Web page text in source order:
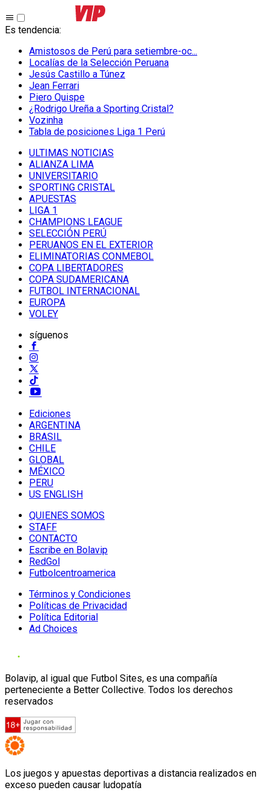
Es tendencia:
Amistosos de Perú para setiembre-oc...
Localías de la Selección Peruana
Jesús Castillo a Túnez
Jean Ferrari
Piero Quispe
¿Rodrigo Ureña a Sporting Cristal?
Vozinha
Tabla de posiciones Liga 1 Perú
ULTIMAS NOTICIAS
ALIANZA LIMA
UNIVERSITARIO
SPORTING CRISTAL
APUESTAS
LIGA 1
CHAMPIONS LEAGUE
SELECCIÓN PERÚ
PERUANOS EN EL EXTERIOR
ELIMINATORIAS CONMEBOL
COPA LIBERTADORES
COPA SUDAMERICANA
FUTBOL INTERNACIONAL
EUROPA
VOLEY
síguenos
Ediciones
ARGENTINA
BRASIL
CHILE
GLOBAL
MÉXICO
PERU
US ENGLISH
QUIENES SOMOS
STAFF
CONTACTO
Escribe en Bolavip
RedGol
Futbolcentroamerica
Términos y Condiciones
Políticas de Privacidad
Política Editorial
Ad Choices
Bolavip, al igual que Futbol Sites, es una compañía
perteneciente a Better Collective. Todos los derechos
reservados
Los juegos y apuestas deportivas a distancia realizados en
exceso pueden causar ludopatía